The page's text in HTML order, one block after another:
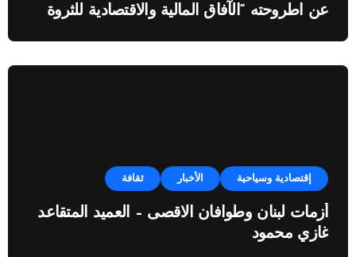
عن اطروحته “الآفاق المالية والاقتصادية للثروة
إقتصادية وسياحية الأخبار ثقافة
أزمات لبنان وطوافان الاقصى – العميد المتقاعد
غازي محمود